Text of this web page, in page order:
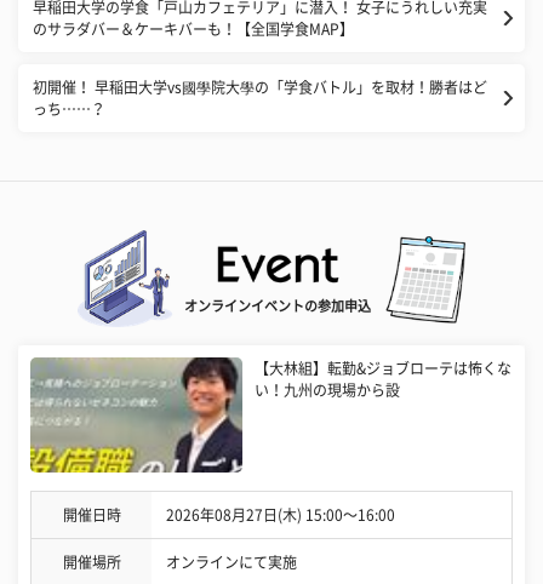
早稲田大学の学食「戸山カフェテリア」に潜入！ 女子にうれしい充実
のサラダバー＆ケーキバーも！【全国学食MAP】
初開催！ 早稲田大学vs國學院大學の「学食バトル」を取材！勝者はど
っち……？
オンラインイベントの参加申込
【大林組】転勤&ジョブローテは怖くな
い！九州の現場から設
開催日時 2026年08月27日(木) 15:00〜16:00
開催場所 オンラインにて実施